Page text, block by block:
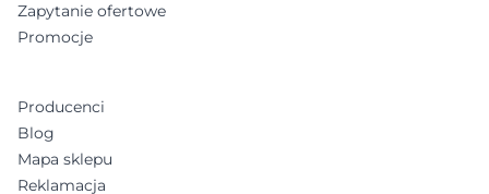
Zapytanie ofertowe
Promocje
Producenci
Blog
Mapa sklepu
Reklamacja